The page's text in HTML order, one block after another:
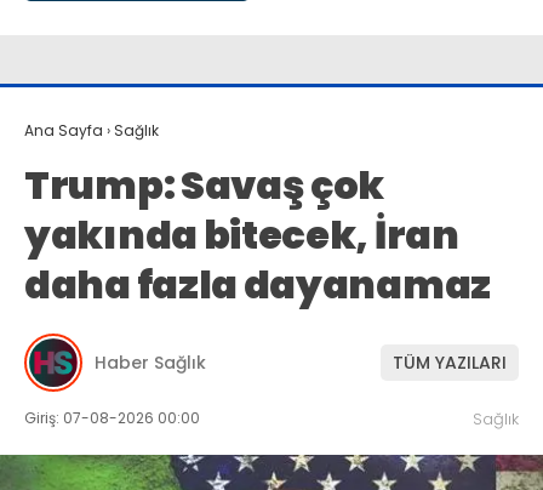
Ana Sayfa › Sağlık
Trump: Savaş çok
yakında bitecek, İran
daha fazla dayanamaz
Haber Sağlık TÜM YAZILARI
Giriş: 07-08-2026 00:00 Sağlık